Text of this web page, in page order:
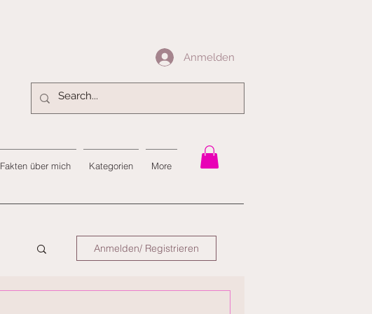
Anmelden
über mich Kategorien More
Anmelden/ Registrieren